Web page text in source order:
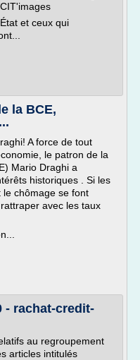
et ceux qui
la BCE,
A force de tout
le patron de la
Mario Draghi a
historiques . Si les
le chômage se font
avec les taux
- rachat-credit-
au regroupement
articles intitulés